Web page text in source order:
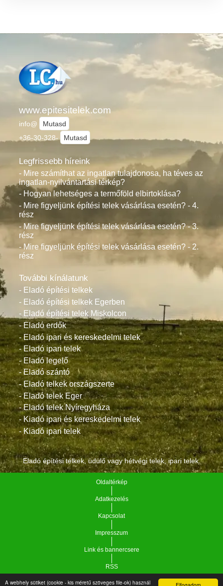
A webhely sütiket (cookie - kis méretű szöveges file-ok) használ
www.epitesitelek.com
info@
Mutasd
+36-30-328-
Mutasd
Legfrissebb híreink
- Mire számíthat az ingatlan tulajdonosa, ha téves az
ingatlan-nyilvántartási térkép?
- Hogyan lehetséges a termőföld elbirtoklása?
- Mire figyeljünk építési telek vásárlása esetén? - 4.
rész
- Mire figyeljünk építési telek vásárlása esetén? - 3.
rész
- Mire figyeljünk építési telek vásárlása esetén? - 2.
rész
További kínálatunk
- Eladó építési telkek
- Eladó építési telkek Egerben
- Eladó építési telek Miskolcon
- Eladó erdők
- Eladó ipari és kereskedelmi telek
- Eladó ipari telek
- Eladó legelő
- Eladó szántó
- Eladó telkek országszerte
- Eladó telek Eger
- Eladó telek Nyíregyháza
- Kiadó ipari és kereskedelmi telek
- Kiadó ipari telek
Eladó építési telkek, üdülő vagy hétvégi telek, ipari telek.
Oldaltérkép
Adatkezelés
Kapcsolat
Impresszum
Link és bannercsere
RSS